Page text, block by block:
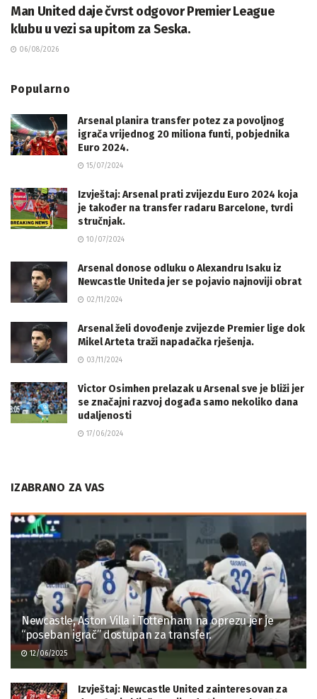
Man United daje čvrst odgovor Premier League
klubu u vezi sa upitom za Seska.
06/08/2026
Popularno
Arsenal planira transfer potez za povoljnog
igrača vrijednog 20 miliona funti, pobjednika
Euro 2024.
15/07/2024
Izvještaj: Arsenal prati zvijezdu Euro 2024 koja
je također na transfer radaru Barcelone, tvrdi
stručnjak.
10/07/2024
Arsenal donose odluku o Alexandru Isaku iz
Newcastle Uniteda jer se pojavio najnoviji obrat
02/11/2024
Arsenal želi dovođenje zvijezde Premier lige dok
Mikel Arteta traži napadačka rješenja.
03/11/2024
Victor Osimhen prelazak u Arsenal sve je bliži jer
se značajni razvoj događa samo nekoliko dana
udaljenosti
17/06/2024
IZABRANO ZA VAS
Newcastle, Aston Villa i Tottenham na oprezu jer je
“poseban igrač” dostupan za transfer.
12/06/2025
Izvještaj: Newcastle United zainteresovan za